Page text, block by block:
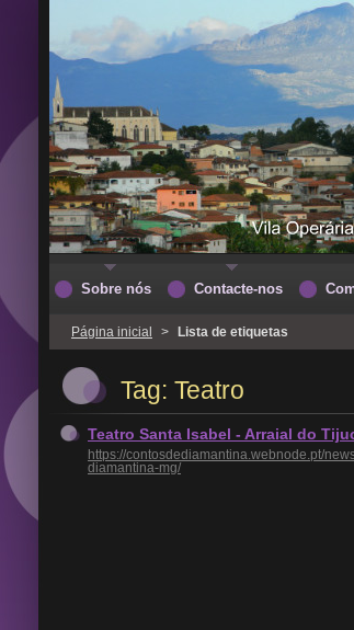
Página inicial > Lista de etiquetas
Tag: Teatro
Teatro Santa Isabel - Arraial do
https://contosdediamantina.webnode.pt/
diamantina-mg/
Sobre nós Contacte-nos